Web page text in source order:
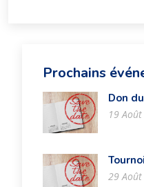
Prochains
Don
19
29